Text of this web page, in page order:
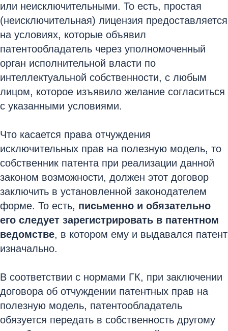
или неисключительными. То есть, простая
(неисключительная) лицензия предоставляется
на условиях, которые объявил
патентообладатель через уполномоченный
орган исполнительной власти по
интеллектуальной собственности, с любым
лицом, которое изъявило желание согласиться
с указанными условиями.
Что касается права отчуждения
исключительных прав на полезную модель, то
собственник патента при реализации данной
законом возможности, должен этот договор
заключить в установленной законодателем
форме. То есть, письменно и обязательно
его следует зарегистрировать в патентном
ведомстве, в котором ему и выдавался патент
изначально.
В соответствии с нормами ГК, при заключении
договора об отчуждении патентных прав на
полезную модель, патентообладатель
обязуется передать в собственность другому